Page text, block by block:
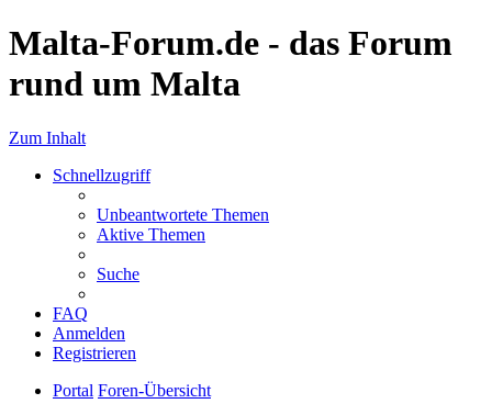
Malta-Forum.de - das Forum
rund um Malta
Zum Inhalt
Schnellzugriff
Unbeantwortete Themen
Aktive Themen
Suche
FAQ
Anmelden
Registrieren
Portal Foren-Übersicht